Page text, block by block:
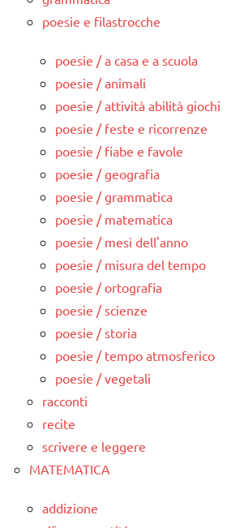
poesie e filastrocche
poesie / a casa e a scuola
poesie / animali
poesie / attività abilità giochi
poesie / feste e ricorrenze
poesie / fiabe e favole
poesie / geografia
poesie / grammatica
poesie / matematica
poesie / mesi dell'anno
poesie / misura del tempo
poesie / ortografia
poesie / scienze
poesie / storia
poesie / tempo atmosferico
poesie / vegetali
racconti
recite
scrivere e leggere
MATEMATICA
addizione